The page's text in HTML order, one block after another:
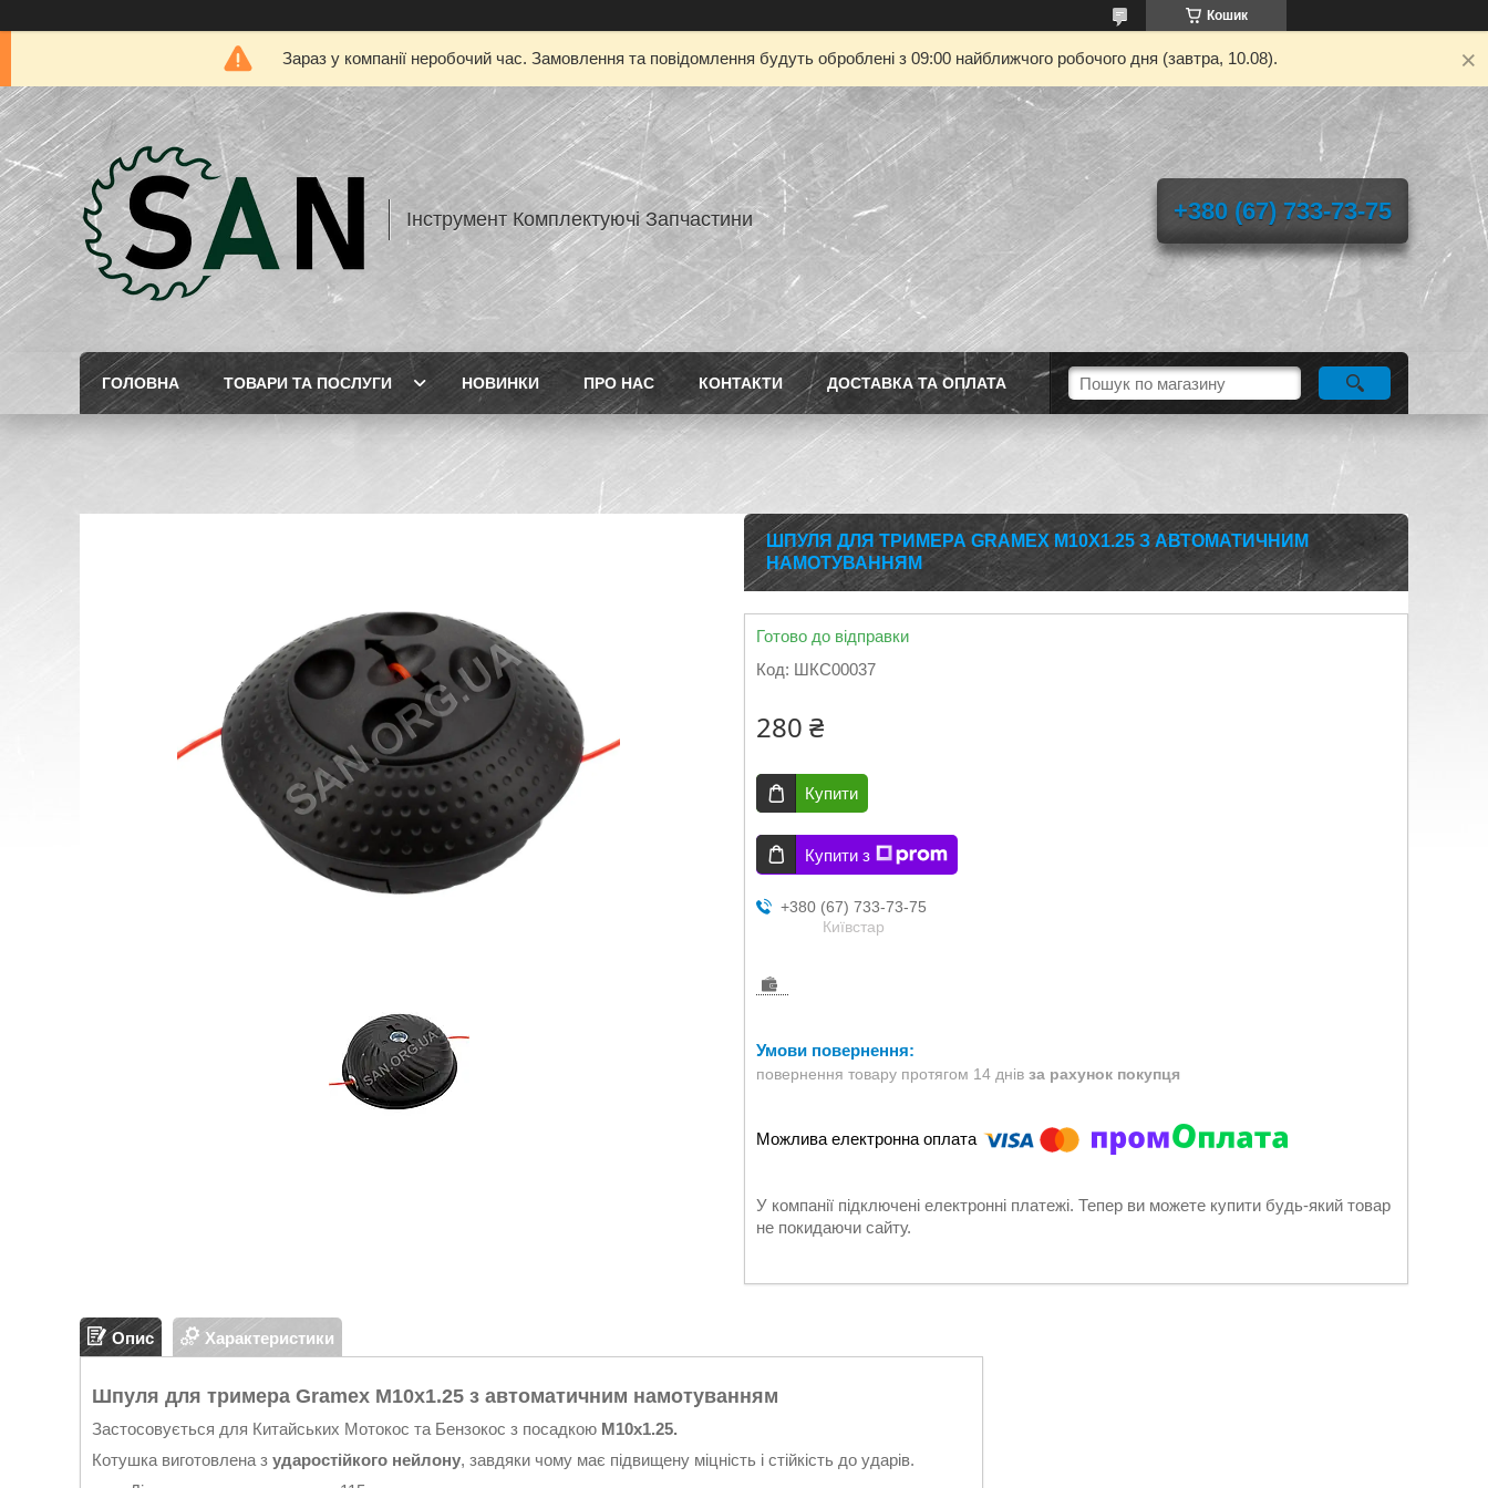
Кошик
Зараз у компанії неробочий час. Замовлення та повідомлення будуть оброблені з 09:00 найближчого робочого дня (завтра, 10.08).
Інструмент Комплектуючі Запчастини +380 (67) 733-73-75
ГОЛОВНА ТОВАРИ ТА ПОСЛУГИ НОВИНКИ ПРО НАС КОНТАКТИ ДОСТАВКА ТА ОПЛАТА
ШПУЛЯ ДЛЯ ТРИМЕРА GRAMEX М10Х1.25 З АВТОМАТИЧНИМ
НАМОТУВАННЯМ
Готово до відправки
Код: ШКС00037
280 ₴
Купити
Купити з
+380 (67) 733-73-75
Київстар
повернення товару протягом 14 днів за рахунок покупця
У компанії підключені електронні платежі. Тепер ви можете купити будь-який товар
не покидаючи сайту.
Опис Характеристики
Шпуля для тримера Gramex М10х1.25 з автоматичним намотуванням
Застосовується для Китайських Мотокос та Бензокос з посадкою М10х1.25.
Котушка виготовлена з ударостійкого нейлону, завдяки чому має підвищену міцність і стійкість до ударів.